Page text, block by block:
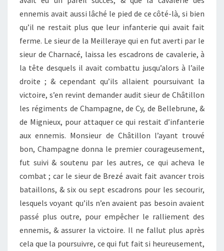
ennemis avait aussi lâché le pied de ce côté-là, si bien
qu’il ne restait plus que leur infanterie qui avait fait
ferme. Le sieur de la Meilleraye qui en fut averti par le
sieur de Charnacé, laissa les escadrons de cavalerie, à
la tête desquels il avait combattu jusqu’alors à l’aile
droite ; & cependant qu’ils allaient poursuivant la
victoire, s’en revint demander audit sieur de Châtillon
les régiments de Champagne, de Cy, de Bellebrune, &
de Mignieux, pour attaquer ce qui restait d’infanterie
aux ennemis. Monsieur de Châtillon l’ayant trouvé
bon, Champagne donna le premier courageusement,
fut suivi & soutenu par les autres, ce qui acheva le
combat ; car le sieur de Brezé avait fait avancer trois
bataillons, & six ou sept escadrons pour les secourir,
lesquels voyant qu’ils n’en avaient pas besoin avaient
passé plus outre, pour empêcher le ralliement des
ennemis, & assurer la victoire. Il ne fallut plus après
cela que la poursuivre, ce qui fut fait si heureusement,